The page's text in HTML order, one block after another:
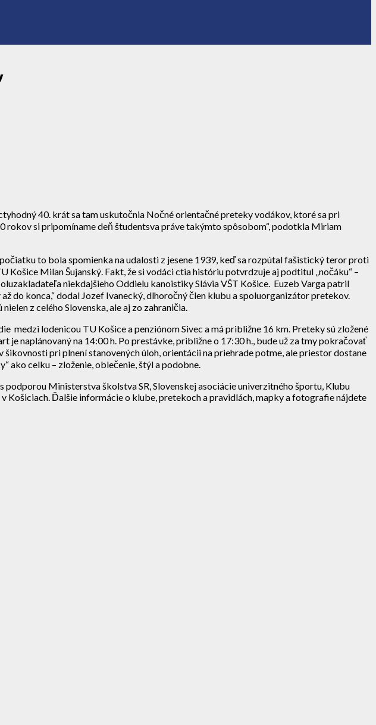
40. krát sa tam uskutočnia Nočné orientačné preteky vodákov, ktoré sa pri
rokov si pripomíname deň študentsva práve takýmto spôsobom“, podotkla Miriam
to bola spomienka na udalosti z jesene 1939, keď sa rozpútal fašistický teror proti
Milan Šujanský. Fakt, že si vodáci ctia históriu potvrdzuje aj podtitul „nočáku“ –
niekdajšieho Oddielu kanoistiky Slávia VŠT Košice. Euzeb Varga patril
do konca,“ dodal Jozef Ivanecký, dlhoročný člen klubu a spoluorganizátor pretekov.
z celého Slovenska, ale aj zo zahraničia.
lodenicou TU Košice a penziónom Sivec a má približne 16 km. Preteky sú zložené
naplánovaný na 14:00 h. Po prestávke, približne o 17:30 h., bude už za tmy pokračovať
pri plnení stanovených úloh, orientácii na priehrade potme, ale priestor dostane
ako celku – zloženie, oblečenie, štýl a podobne.
Ministerstva školstva SR, Slovenskej asociácie univerzitného športu, Klubu
Ďalšie informácie o klube, pretekoch a pravidlách, mapky a fotografie nájdete